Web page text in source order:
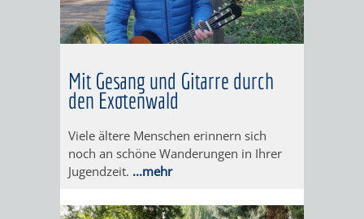
GLANZ
UND
UNTERGANG
ÄRA
–
WIE
Mit Gesang und Gitarre durch
den Exotenwald
Viele ältere Menschen erinnern sich
noch an schöne Wanderungen in Ihrer
Jugendzeit. ...mehr